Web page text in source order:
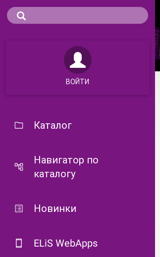
ВОЙТИ
Каталог
Навигатор по
каталогу
Новинки
ELiS WebApps